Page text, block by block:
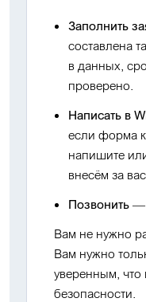
Заполнить
составлена
в данных,
проверено.
Написать в
если форма
напишите
внесём за
Позвонить —
Вам не нужно
Вам нужно
уверенным, что
безопасности.